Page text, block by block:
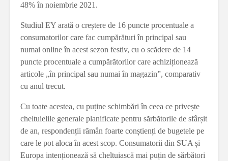
48% în noiembrie 2021.
Studiul EY arată o creștere de 16 puncte procentuale a
consumatorilor care fac cumpărături în principal sau
numai online în acest sezon festiv, cu o scădere de 14
puncte procentuale a cumpărătorilor care achiziționează
articole „în principal sau numai în magazin”, comparativ
cu anul trecut.
Cu toate acestea, cu puține schimbări în ceea ce privește
cheltuielile generale planificate pentru sărbătorile de sfârșit
de an, respondenții rămân foarte conștienți de bugetele pe
care le pot aloca în acest scop. Consumatorii din SUA și
Europa intenționează să cheltuiască mai puțin de sărbători